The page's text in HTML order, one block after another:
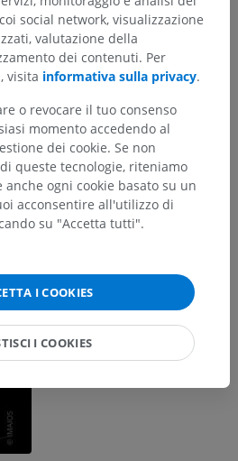
social network, visualizzazione
valutazione della
dei contenuti. Per
visita informativa sulla privacy.
o revocare il tuo consenso
momento accedendo al
dei cookie. Se non
queste tecnologie, riteniamo
ogni cookie basato su un
acconsentire all'utilizzo di
su "Accetta tutti".
I COOKIES
I COOKIES